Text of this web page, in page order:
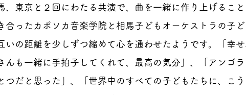
、東京と２回にわたる共演で、曲を一緒に作り上げるこ
合ったカポソカ音楽学院と相馬子どもオーケストラの子ど
いの距離を少しずつ縮めて心を通わせたようです。「幸
んも一緒に手拍子してくれて、最高の気分」、「アンゴラ
つだと思った」、「世界中のすべての子どもたちに、こう